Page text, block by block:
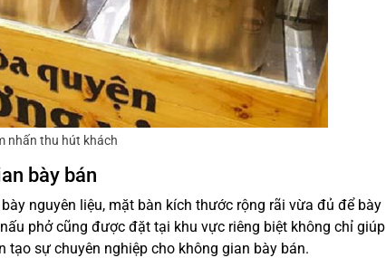
nhấn thu hút khách
bày bán
nguyên liệu, mặt bàn kích thước rộng rãi vừa đủ để bày
phở cũng được đặt tại khu vực riêng biệt không chỉ giúp
sự chuyên nghiệp cho không gian bày bán.